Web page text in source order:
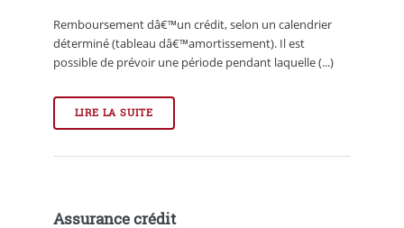
Remboursement dâ€™un crédit, selon un calendrier
déterminé (tableau dâ€™amortissement). Il est
possible de prévoir une période pendant laquelle (...)
LIRE LA SUITE
Assurance crédit